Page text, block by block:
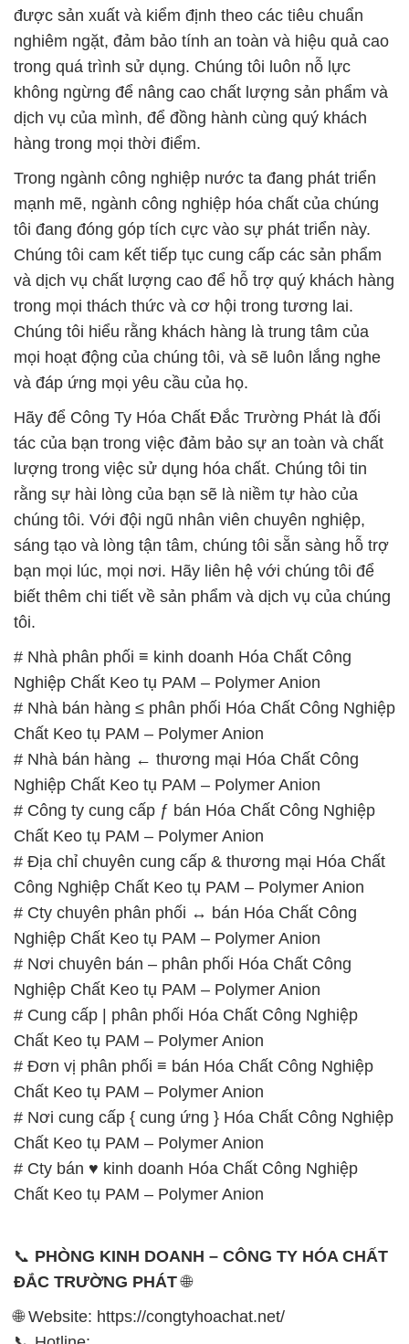
được sản xuất và kiểm định theo các tiêu chuẩn
nghiêm ngặt, đảm bảo tính an toàn và hiệu quả cao
trong quá trình sử dụng. Chúng tôi luôn nỗ lực
không ngừng để nâng cao chất lượng sản phẩm và
dịch vụ của mình, để đồng hành cùng quý khách
hàng trong mọi thời điểm.
Trong ngành công nghiệp nước ta đang phát triển
mạnh mẽ, ngành công nghiệp hóa chất của chúng
tôi đang đóng góp tích cực vào sự phát triển này.
Chúng tôi cam kết tiếp tục cung cấp các sản phẩm
và dịch vụ chất lượng cao để hỗ trợ quý khách hàng
trong mọi thách thức và cơ hội trong tương lai.
Chúng tôi hiểu rằng khách hàng là trung tâm của
mọi hoạt động của chúng tôi, và sẽ luôn lắng nghe
và đáp ứng mọi yêu cầu của họ.
Hãy để Công Ty Hóa Chất Đắc Trường Phát là đối
tác của bạn trong việc đảm bảo sự an toàn và chất
lượng trong việc sử dụng hóa chất. Chúng tôi tin
rằng sự hài lòng của bạn sẽ là niềm tự hào của
chúng tôi. Với đội ngũ nhân viên chuyên nghiệp,
sáng tạo và lòng tận tâm, chúng tôi sẵn sàng hỗ trợ
bạn mọi lúc, mọi nơi. Hãy liên hệ với chúng tôi để
biết thêm chi tiết về sản phẩm và dịch vụ của chúng
tôi.
# Nhà phân phối ≡ kinh doanh Hóa Chất Công
Nghiệp Chất Keo tụ PAM – Polymer Anion
# Nhà bán hàng ≤ phân phối Hóa Chất Công Nghiệp
Chất Keo tụ PAM – Polymer Anion
# Nhà bán hàng ← thương mại Hóa Chất Công
Nghiệp Chất Keo tụ PAM – Polymer Anion
# Công ty cung cấp ƒ bán Hóa Chất Công Nghiệp
Chất Keo tụ PAM – Polymer Anion
# Địa chỉ chuyên cung cấp & thương mại Hóa Chất
Công Nghiệp Chất Keo tụ PAM – Polymer Anion
# Cty chuyên phân phối ↔ bán Hóa Chất Công
Nghiệp Chất Keo tụ PAM – Polymer Anion
# Nơi chuyên bán – phân phối Hóa Chất Công
Nghiệp Chất Keo tụ PAM – Polymer Anion
# Cung cấp | phân phối Hóa Chất Công Nghiệp
Chất Keo tụ PAM – Polymer Anion
# Đơn vị phân phối ≡ bán Hóa Chất Công Nghiệp
Chất Keo tụ PAM – Polymer Anion
# Nơi cung cấp { cung ứng } Hóa Chất Công Nghiệp
Chất Keo tụ PAM – Polymer Anion
# Cty bán ♥ kinh doanh Hóa Chất Công Nghiệp
Chất Keo tụ PAM – Polymer Anion
📞 PHÒNG KINH DOANH – CÔNG TY HÓA CHẤT
ĐẮC TRƯỜNG PHÁT🌐
🌐 Website: https://congtyhoachat.net/